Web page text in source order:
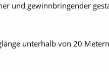
und gewinnbringender
unterhalb von 20 Metern